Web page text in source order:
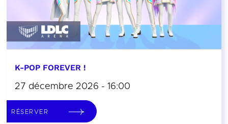
K-POP FOREVER !
27 décembre 2026 - 16:00
RÉSERVER